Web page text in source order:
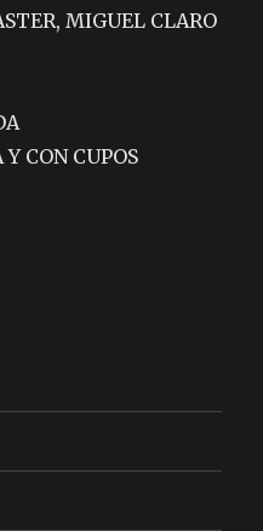
MIGUEL CLARO
CON CUPOS